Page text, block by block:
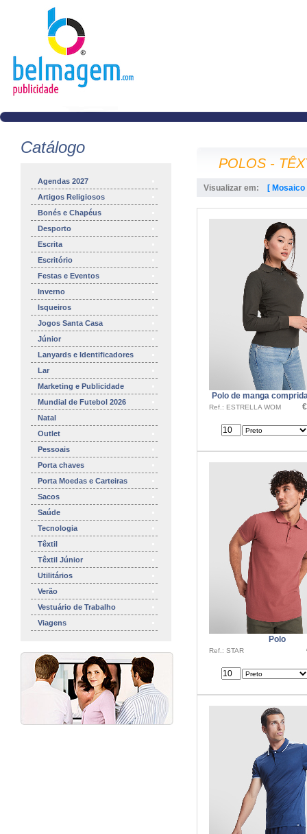
Catálogo
Agendas 2027
Artigos Religiosos
Bonés e Chapéus
Desporto
Escrita
Escritório
Festas e Eventos
Inverno
Isqueiros
Jogos Santa Casa
Júnior
Lanyards e Identificadores
Lar
Marketing e Publicidade
Mundial de Futebol 2026
Natal
Outlet
Pessoais
Porta chaves
Porta Moedas e Carteiras
Sacos
Saúde
Tecnologia
Têxtil
Têxtil Júnior
Utilitários
Verão
Vestuário de Trabalho
Viagens
POLOS -
Visualizar em: [ Mosaico
Polo de manga
Ref.: ESTRELLA WOM
Polo
Ref.: STAR